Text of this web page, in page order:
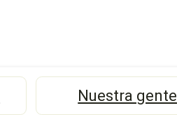
Nuestra gente